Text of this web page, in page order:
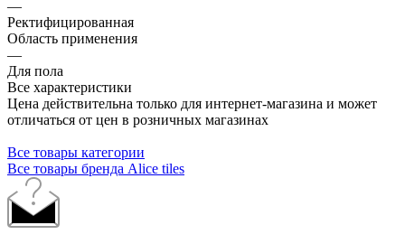
—
Ректифицированная
Область применения
—
Для пола
Все характеристики
Цена действительна только для интернет-магазина и может
отличаться от цен в розничных магазинах
Все товары категории
Все товары бренда Alice tiles